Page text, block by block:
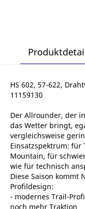
HS 602, 57-622,
11159130
Der Allrounder, der
das Wetter bringt,
vergleichsweise
Einsatzspektrum: für
Mountain, für
wie für technisch
Diese Saison kommt
Profildesign:
- modernes Trail-
noch mehr Traktion